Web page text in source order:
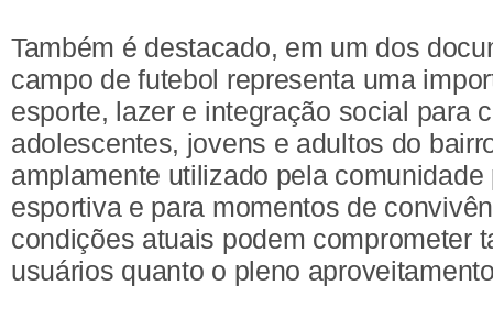
Também é destacado, em um dos
campo de futebol representa uma
esporte, lazer e integração social para
adolescentes, jovens e adultos do
amplamente utilizado pela comunidade
esportiva e para momentos de
condições atuais podem comprometer
usuários quanto o pleno